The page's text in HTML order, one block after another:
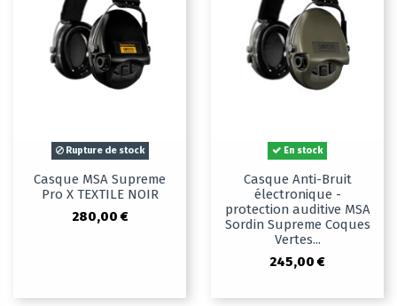
Rupture de stock
Casque MSA Supreme
Pro X TEXTILE NOIR
280,00 €
En stock
Casque Anti-Bruit
électronique -
protection auditive MSA
Sordin Supreme Coques
Vertes...
245,00 €